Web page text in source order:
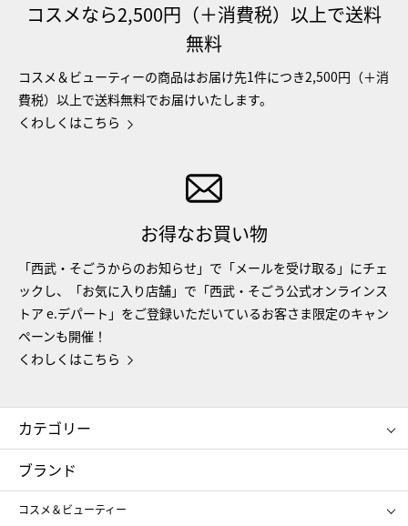
コスメなら2,500円（＋消費税）以上で送料
無料
コスメ＆ビューティーの商品はお届け先1件につき2,500円（＋消
費税）以上で送料無料でお届けいたします。
くわしくはこちら
お得なお買い物
「西武・そごうからのお知らせ」で「メールを受け取る」にチェ
ックし、「お気に入り店舗」で「西武・そごう公式オンラインス
トア e.デパート」をご登録いただいているお客さま限定のキャン
ペーンも開催！
くわしくはこちら
カテゴリー
コスメ＆ビューティー
ギフト
レディース
メンズ
ブランド
コスメ＆ビューティー